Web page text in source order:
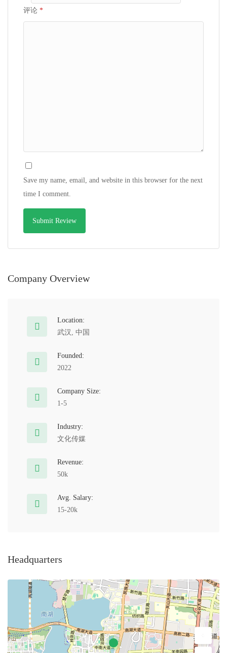
评论 *
Save my name, email, and website in this browser for the next
time I comment.
Company Overview
Location:
武汉, 中国
Founded:
2022
Company Size:
1-5
Industry:
文化传媒
Revenue:
50k
Avg. Salary:
15-20k
Headquarters